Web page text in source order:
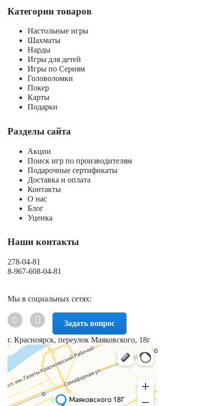
Категории товаров
Настольные игры
Шахматы
Нарды
Игры для детей
Игры по Сериям
Головоломки
Покер
Карты
Подарки
Разделы сайта
Акции
Поиск игр по производителям
Подарочные сертификаты
Доставка и оплата
Контакты
О нас
Блог
Уценка
Наши контакты
278-04-81
8-967-608-04-81
Мы в социальных сетях:
Задать вопрос
г. Красноярск, переулок Маяковского, 18г